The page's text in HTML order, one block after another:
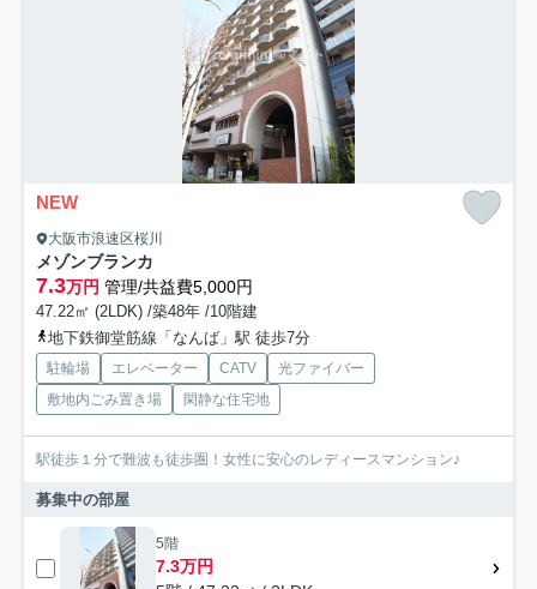
NEW
大阪市浪速区桜川
メゾンブランカ
7.3万円 管理/共益費5,000円
47.22㎡ (2LDK) /築48年 /10階建
地下鉄御堂筋線「なんば」駅 徒歩7分
駐輪場 エレベーター CATV
光ファイバー
敷地内ごみ置き場
閑静な住宅地
駅徒歩１分で難波も徒歩圏！女性に安心のレディースマンション♪
募集中の部屋
5階
7.3万円